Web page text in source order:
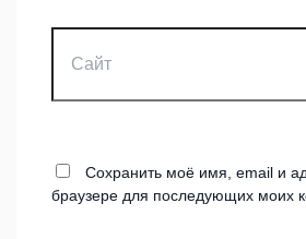
Сохранить моё имя, email и
браузере для последующих моих